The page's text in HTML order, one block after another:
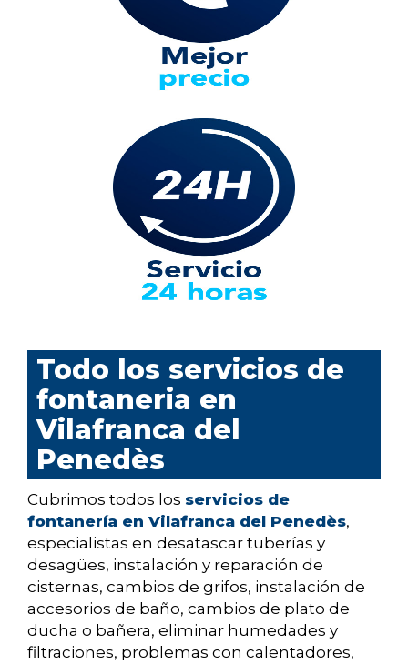
Todo los servicios de
fontaneria en
Vilafranca del
Penedès
Cubrimos todos los servicios de
fontanería en Vilafranca del Penedès,
especialistas en desatascar tuberías y
desagües, instalación y reparación de
cisternas, cambios de grifos, instalación de
accesorios de baño, cambios de plato de
ducha o bañera, eliminar humedades y
filtraciones, problemas con calentadores,